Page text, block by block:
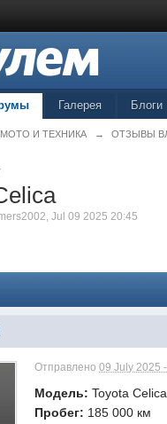
Галерея Блоги
И ТЕХНИКА → ОТЗЫВЫ
,Jul 09 2025 20:45
Отправлено09 July 2025
Модель:Toyota
Пробег: 185 000 км